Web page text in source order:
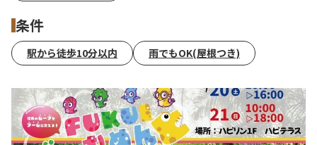
条件
駅から徒歩10分以内 雨でもOK(屋根つき)